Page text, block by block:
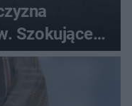
Szokujące